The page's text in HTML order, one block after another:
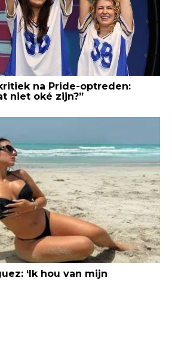
na Pride-optreden:
niet oké zijn?”
‘Ik hou van mijn